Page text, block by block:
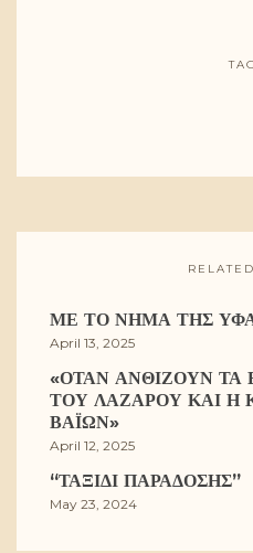
ΜΕ ΤΟ ΝΉΜΑ ΤΗΣ
April 13, 2025
«ΌΤΑΝ ΑΝΘΊΖΟΥΝ ΤΑ
ΤΟΥ ΛΑΖΆΡΟΥ ΚΑΙ Η
ΒΑΪ́ΩΝ»
April 12, 2025
“ΤΑΞΊΔΙ ΠΑΡΆΔΟΣΗΣ”
May 23, 2024